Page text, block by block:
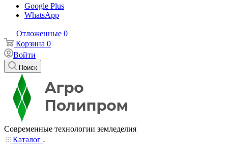
Google Plus
WhatsApp
Отложенные 0
Корзина 0
Войти
Поиск
Современные технологии земледелия
Каталог